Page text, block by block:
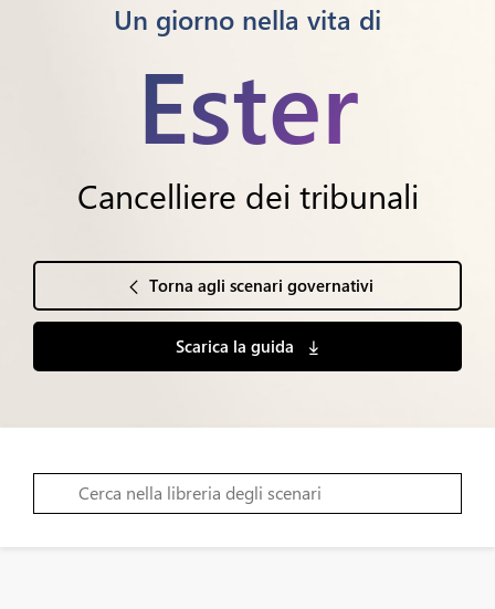
Un giorno nella vita di
Ester
Cancelliere dei tribunali
Torna agli scenari governativi
Scarica la guida